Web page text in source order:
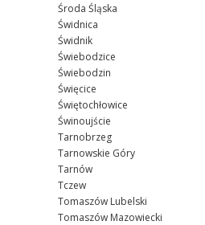
Środa Śląska
Świdnica
Świdnik
Świebodzice
Świebodzin
Święcice
Świętochłowice
Świnoujście
Tarnobrzeg
Tarnowskie Góry
Tarnów
Tczew
Tomaszów Lubelski
Tomaszów Mazowiecki